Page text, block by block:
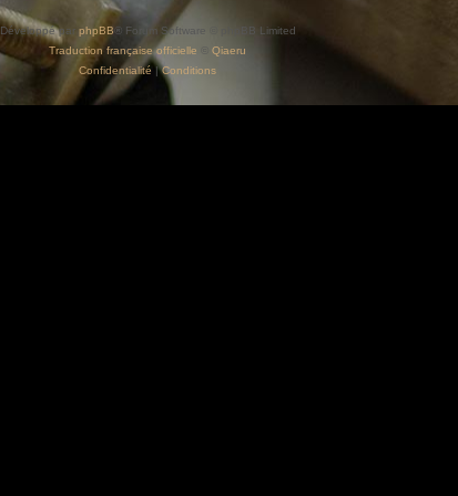
Développé par phpBB® Forum Software © phpBB Limited
Traduction française officielle
Qiaeru
Confidentialité |Conditions